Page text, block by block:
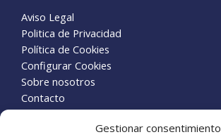
Gestionar consentimiento
Aviso Legal
Politica de Privacidad
Política de Cookies
Configurar Cookies
Sobre nosotros
Contacto